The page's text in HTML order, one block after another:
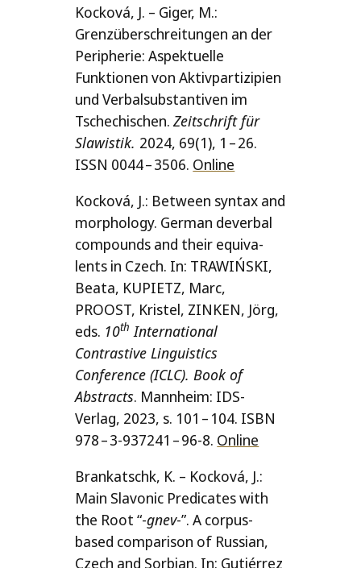
Kocková, J. – Giger, M.:
Grenzüberschreitungen an der
Peripherie: Aspektuelle
Funktionen von Aktivpartizipien
und Verbalsubstantiven im
Tschechischen.Zeitschrift für
Slawistik. 2024, 69(1), 1 – 26.
ISSN 0044 – 3506. Online
Kocková, J.: Between syn­tax and
mor­pho­lo­gy. German dever­bal
com­pounds and the­ir equi­va­
lents in Czech. In: TRAWIŃSKI,
Beata, KUPIETZ, Marc,
PROOST, Kristel, ZINKEN, Jörg,
eds. 10th International
Contrastive Linguistics
Conference (ICLC). Book of
Abstracts. Mannheim: IDS-
Verlag, 2023, s. 101 – 104. ISBN
978 – 3‑937241 – 96‑8. Online
Brankatschk, K. – Kocková, J.:
Main Slavonic Predicates with
the Root “-gnev-”. A cor­pus-
based com­pa­ri­son of Russian,
Czech and Sorbian. In: Gutiérrez